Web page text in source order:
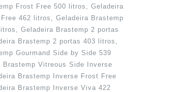
Frost Free 500 litros, Geladeira
462 litros, Geladeira Brastemp
Geladeira Brastemp 2 portas
Brastemp 2 portas 403 litros,
Gourmand Side by Side 539
Brastemp Vitreous Side Inverse
Brastemp Inverse Frost Free
Brastemp Inverse Viva 422